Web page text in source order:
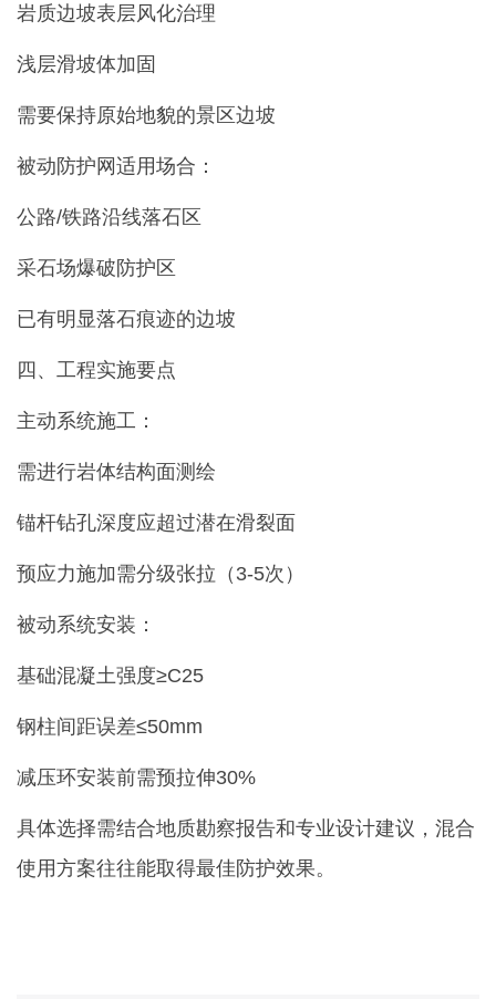
岩质边坡表层风化治理
浅层滑坡体加固
需要保持原始地貌的景区边坡
被动防护网适用场合：
公路/铁路沿线落石区
采石场爆破防护区
已有明显落石痕迹的边坡
四、工程实施要点
主动系统施工：
需进行岩体结构面测绘
锚杆钻孔深度应超过潜在滑裂面
预应力施加需分级张拉（3-5次）
被动系统安装：
基础混凝土强度≥C25
钢柱间距误差≤50mm
减压环安装前需预拉伸30%
具体选择需结合地质勘察报告和专业设计建议，混合
使用方案往往能取得最佳防护效果。